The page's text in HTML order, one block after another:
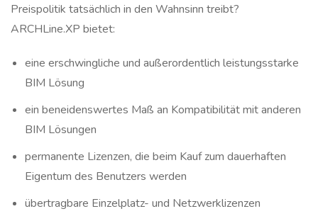
Preispolitik tatsächlich in den Wahnsinn treibt?
ARCHLine.XP bietet:
eine erschwingliche und außerordentlich leistungsstarke
BIM Lösung
ein beneidenswertes Maß an Kompatibilität mit anderen
BIM Lösungen
permanente Lizenzen, die beim Kauf zum dauerhaften
Eigentum des Benutzers werden
übertragbare Einzelplatz- und Netzwerklizenzen